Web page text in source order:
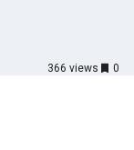
366 views 0